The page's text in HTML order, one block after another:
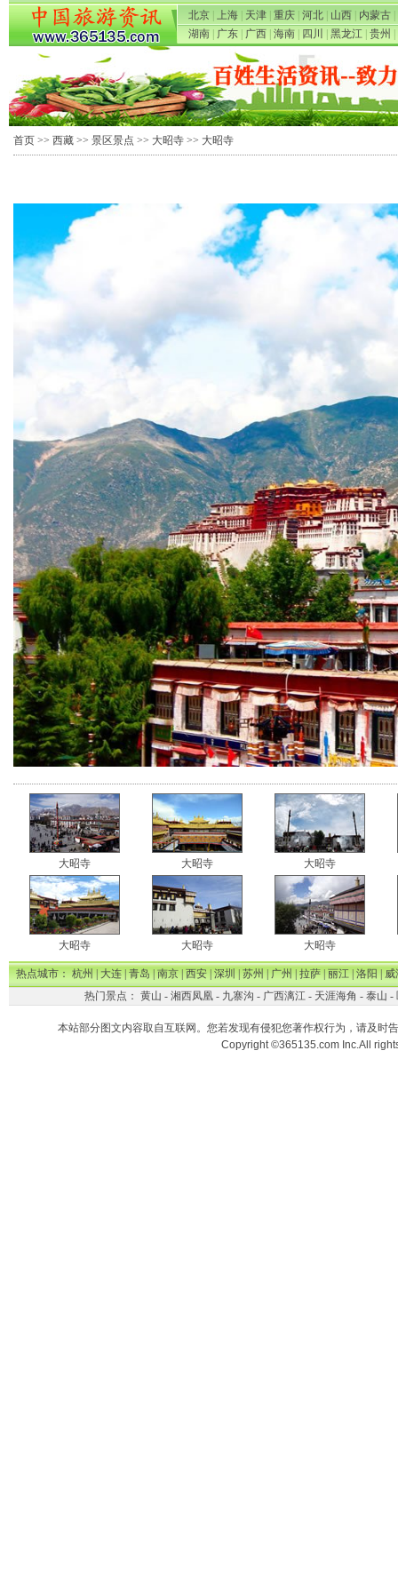
北京 上海 天津 重庆 河北 山西 内蒙古
湖南
广东 广西 海南 四川 黑龙江 贵州
首页 >> 西藏 >> 景区景点 >> 大昭寺 >> 大昭寺
大昭寺 大昭寺 大昭寺
大昭寺 大昭寺 大昭寺
热点城市：杭州|大连|青岛|南京|西安|深圳|苏州|广州|拉萨|丽江|洛阳|威
热门景点： 黄山 - 湘西凤凰- 九寨沟 - 广西漓江- 天涯海角 - 泰山 -
本站部分图文内容取自互联网。您若发现有侵犯您著作权行为，请及时
Copyright ©365135.com Inc.All